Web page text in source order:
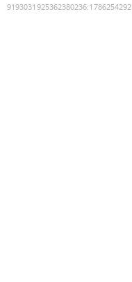
9193031925362380236:1786254292